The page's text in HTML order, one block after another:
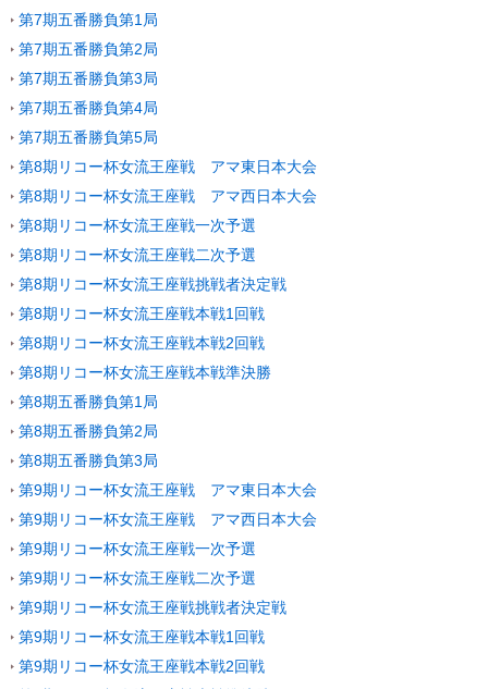
第7期五番勝負第1局
第7期五番勝負第2局
第7期五番勝負第3局
第7期五番勝負第4局
第7期五番勝負第5局
第8期リコー杯女流王座戦 アマ東日本大会
第8期リコー杯女流王座戦 アマ西日本大会
第8期リコー杯女流王座戦一次予選
第8期リコー杯女流王座戦二次予選
第8期リコー杯女流王座戦挑戦者決定戦
第8期リコー杯女流王座戦本戦1回戦
第8期リコー杯女流王座戦本戦2回戦
第8期リコー杯女流王座戦本戦準決勝
第8期五番勝負第1局
第8期五番勝負第2局
第8期五番勝負第3局
第9期リコー杯女流王座戦 アマ東日本大会
第9期リコー杯女流王座戦 アマ西日本大会
第9期リコー杯女流王座戦一次予選
第9期リコー杯女流王座戦二次予選
第9期リコー杯女流王座戦挑戦者決定戦
第9期リコー杯女流王座戦本戦1回戦
第9期リコー杯女流王座戦本戦2回戦